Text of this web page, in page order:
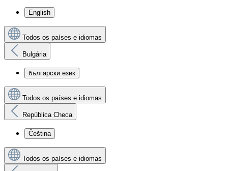
English
Todos os países e idiomas
Bulgária
български език
Todos os países e idiomas
República Checa
Čeština
Todos os países e idiomas